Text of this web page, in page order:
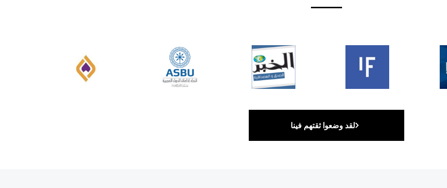
لقد وضعوا ثقتهم فينا